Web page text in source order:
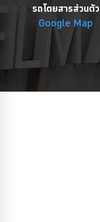
รถโดยสารส่วนตัว
Google Map